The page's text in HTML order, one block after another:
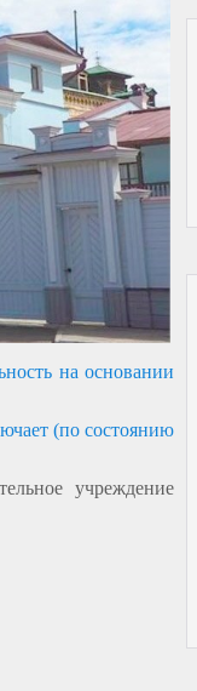
на основании
(по состоянию
учреждение